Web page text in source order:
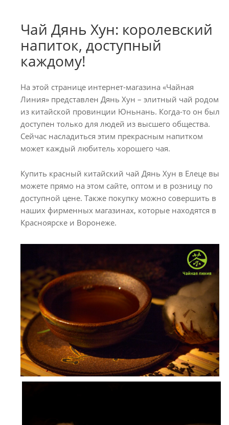
Чай Дянь Хун: королевский
напиток, доступный
каждому!
На этой странице интернет-магазина «Чайная
Линия» представлен Дянь Хун – элитный чай родом
из китайской провинции Юньнань. Когда-то он был
доступен только для людей из высшего общества.
Сейчас насладиться этим прекрасным напитком
может каждый любитель хорошего чая.
Купить красный китайский чай Дянь Хун в Елеце вы
можете прямо на этом сайте, оптом и в розницу по
доступной цене. Также покупку можно совершить в
наших фирменных магазинах, которые находятся в
Красноярске и Воронеже.